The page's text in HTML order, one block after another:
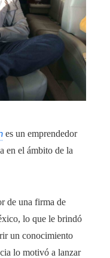
es un emprendedor
en el ámbito de la
de una firma de
lo que le brindó
un conocimiento
lo motivó a lanzar